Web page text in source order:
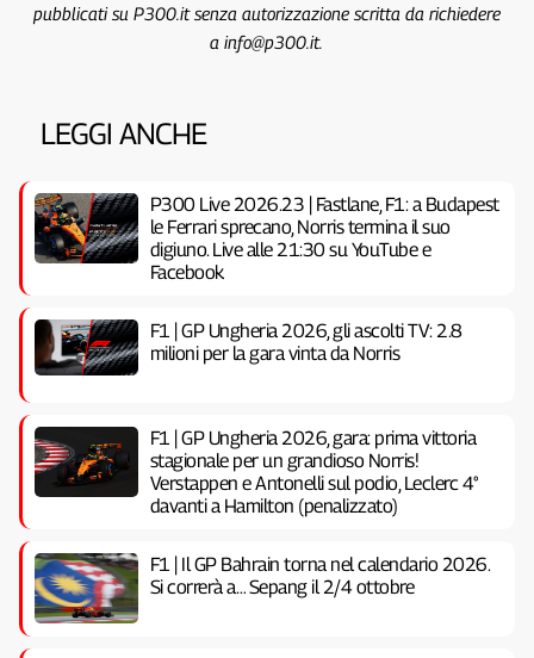
pubblicati su P300.it senza autorizzazione scritta da richiedere
a info@p300.it.
LEGGI ANCHE
P300 Live 2026.23 | Fastlane, F1: a Budapest
le Ferrari sprecano, Norris termina il suo
digiuno. Live alle 21:30 su YouTube e
Facebook
F1 | GP Ungheria 2026, gli ascolti TV: 2.8
milioni per la gara vinta da Norris
F1 | GP Ungheria 2026, gara: prima vittoria
stagionale per un grandioso Norris!
Verstappen e Antonelli sul podio, Leclerc 4°
davanti a Hamilton (penalizzato)
F1 | Il GP Bahrain torna nel calendario 2026.
Si correrà a… Sepang il 2/4 ottobre